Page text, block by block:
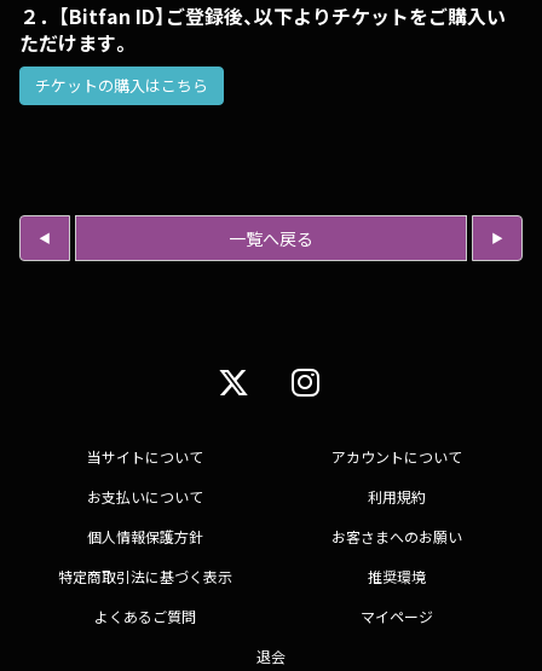
２．【Bitfan ID】ご登録後、以下よりチケットをご購入い
ただけます。
チケットの購入はこちら
一覧へ戻る
当サイトについて
アカウントについて
お支払いについて
利用規約
個人情報保護方針
お客さまへのお願い
特定商取引法に基づく表示
推奨環境
よくあるご質問
マイページ
退会